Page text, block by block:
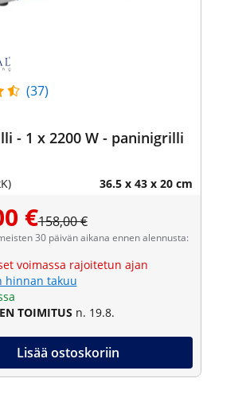
(37)
- 1 x 2200 W - paninigrilli
36.5 x 43 x 20 cm
€158,00 €
30 päivän aikana ennen alennusta:
voimassa rajoitetun ajan
hinnan takuu
TOIMITUS n. 19.8.
Lisää ostoskoriin